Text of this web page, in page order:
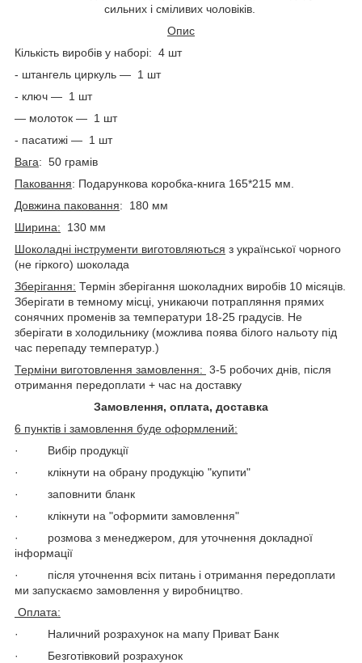
сильних і сміливих чоловіків.
Опис
Кількість виробів у наборі: 4 шт
- штангель циркуль ― 1 шт
- ключ — 1 шт
— молоток ― 1 шт
- пасатижі ― 1 шт
Вага: 50 грамів
Паковання: Подарункова коробка-книга 165*215 мм.
Довжина паковання: 180 мм
Ширина: 130 мм
Шоколадні інструменти виготовляються з української чорного
(не гіркого) шоколада
Зберігання: Термін зберігання шоколадних виробів 10 місяців.
Зберігати в темному місці, уникаючи потрапляння прямих
сонячних променів за температури 18-25 градусів. Не
зберігати в холодильнику (можлива поява білого нальоту під
час перепаду температур.)
Терміни виготовлення замовлення: 3-5 робочих днів, після
отримання передоплати + час на доставку
Замовлення, оплата, доставка
6 пунктів і замовлення буде оформлений:
· Вибір продукції
· клікнути на обрану продукцію "купити"
· заповнити бланк
· клікнути на "оформити замовлення"
· розмова з менеджером, для уточнення докладної
інформації
· після уточнення всіх питань і отримання передоплати
ми запускаємо замовлення у виробництво.
Оплата:
· Наличний розрахунок на мапу Приват Банк
· Безготівковий розрахунок